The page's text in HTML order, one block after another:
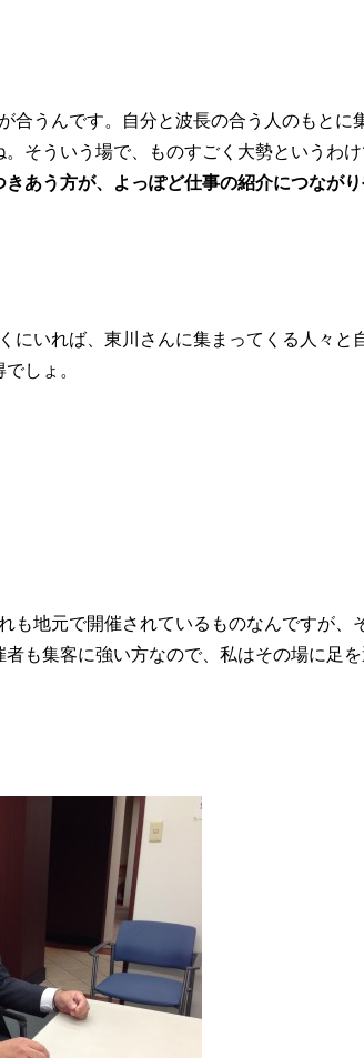
合うんです。自分と波長の合う人のもとに
そういう場で、ものすごく大勢というわ
あう方が、よっぽど仕事の紹介につなが
にいれば、東川さんに集まってくる人々と
しょ。
も地元で開催されているものなんですが、
も集客に強い方なので、私はその場に足